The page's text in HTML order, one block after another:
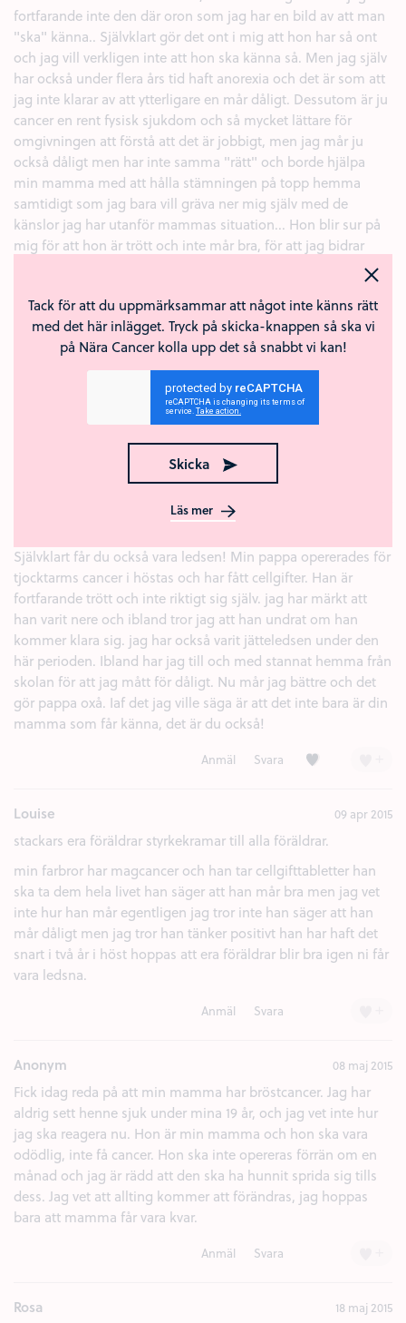
Tack för att du uppmärksammar att något inte känns rätt
med det här inlägget. Tryck på skicka-knappen så ska vi
på Nära Cancer kolla upp det så snabbt vi kan!
Skicka
Läs mer
fortfarande inte den där oron som jag har en bild av att man
"ska" känna.. Självklart gör det ont i mig att hon har så ont
och jag vill verkligen inte att hon ska känna så. Men jag själv
har också under flera års tid haft anorexia och det är som att
jag inte klarar av att ytterligare en mår dåligt. Dessutom är ju
cancer en rent fysisk sjukdom och så mycket lättare för
omgivningen att förstå att det är jobbigt, men jag mår ju
också dåligt men har inte samma "rätt" och borde hjälpa
min mamma med att hålla stämningen på topp hemma
samtidigt som jag bara vill gräva ner mig själv med de
känslor jag har utanför mammas situation... Hon blir sur på
mig för att hon är trött och inte mår bra, för att jag bidrar
med negativ energi i hemmet - men har inte jag också rätt
Förlåt, jag behöver bara få ur mig allt och jag vet inte vart jag
ska vända mig och så fick jag höra om näracancer och ja..
här sitter jag.
Massor av styrkekramar till alla er, ni är starka och likaså era
Anmäl Svara
Självklart får du också vara ledsen! Min pappa opererades för
tjocktarms cancer i höstas och har fått cellgifter. Han är
fortfarande trött och inte riktigt sig själv. jag har märkt att
han varit nere och ibland tror jag att han undrat om han
kommer klara sig. jag har också varit jätteledsen under den
här perioden. Ibland har jag till och med stannat hemma från
skolan för att jag mått för dåligt. Nu mår jag bättre och det
gör pappa oxå. Iaf det jag ville säga är att det inte bara är din
mamma som får känna, det är du också!
Anmäl Svara Kärlek (1)
Louise 09 apr 2015
stackars era föräldrar styrkekramar till alla föräldrar.
min farbror har magcancer och han tar cellgifttabletter han
ska ta dem hela livet han säger att han mår bra men jag vet
inte hur han mår egentligen jag tror inte han säger att han
mår dåligt men jag tror han tänker positivt han har haft det
snart i två år i höst hoppas att era föräldrar blir bra igen ni får
vara ledsna.
Anmäl Svara
Anonym 08 maj 2015
Fick idag reda på att min mamma har bröstcancer. Jag har
aldrig sett henne sjuk under mina 19 år, och jag vet inte hur
jag ska reagera nu. Hon är min mamma och hon ska vara
odödlig, inte få cancer. Hon ska inte opereras förrän om en
månad och jag är rädd att den ska ha hunnit sprida sig tills
dess. Jag vet att allting kommer att förändras, jag hoppas
bara att mamma får vara kvar.
Anmäl Svara
Rosa 18 maj 2015